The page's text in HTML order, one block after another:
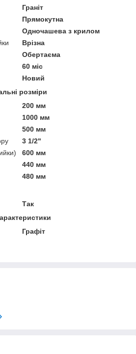
Граніт
Прямокутна
Одночашева з крилом
Врізна
Обертаєма
60 міс
Новий
розміри
200 мм
1000 мм
500 мм
3 1/2"
600 мм
440 мм
480 мм
Так
Графіт